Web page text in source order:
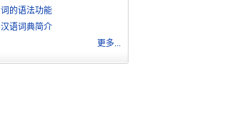
词的语法功能
汉语词典简介
更多...